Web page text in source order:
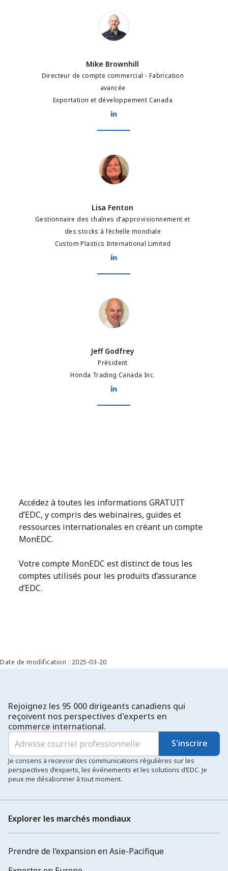
Mike Brownhill
Directeur de compte commercial - Fabrication
avancée
Exportation et développement Canada
Lisa Fenton
Gestionnaire des chaînes d’approvisionnement et
des stocks à l’échelle mondiale
Custom Plastics International Limited
Jeff Godfrey
Président
Honda Trading Canada Inc.
Accédez à toutes les informations GRATUIT
d’EDC, y compris des webinaires, guides et
ressources internationales en créant un compte
MonEDC.
Votre compte MonEDC est distinct de tous les
comptes utilisés pour les produits d’assurance
d’EDC.
Date de modification : 2025-03-20
Rejoignez les 95 000 dirigeants canadiens qui
reçoivent nos perspectives d'experts en
commerce international.
S'inscrire
Je consens à recevoir des communications régulières sur les
perspectives d’experts, les événements et les solutions d’EDC. Je
peux me désabonner à tout moment.
Explorer les marchés mondiaux
Prendre de l’expansion en Asie-Pacifique